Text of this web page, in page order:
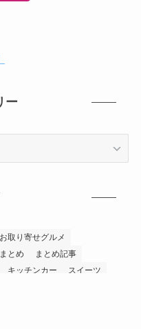
ー
お取り寄せグルメ
まとめ
まとめ記事
キッチンカー
スイーツ